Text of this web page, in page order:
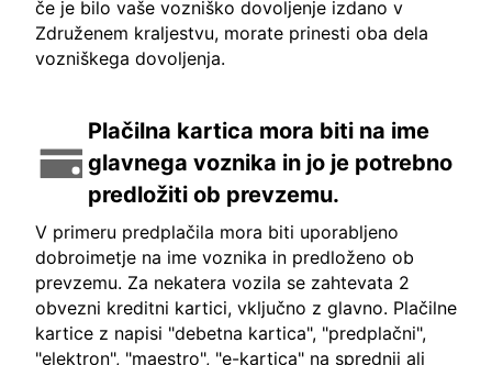
če je bilo vaše vozniško dovoljenje izdano v
Združenem kraljestvu, morate prinesti oba dela
vozniškega dovoljenja.
Plačilna kartica mora biti na ime
glavnega voznika in jo je potrebno
predložiti ob prevzemu.
V primeru predplačila mora biti uporabljeno
dobroimetje na ime voznika in predloženo ob
prevzemu. Za nekatera vozila se zahtevata 2
obvezni kreditni kartici, vključno z glavno. Plačilne
kartice z napisi "debetna kartica", "predplačni",
"elektron", "maestro", "e-kartica" na sprednji ali